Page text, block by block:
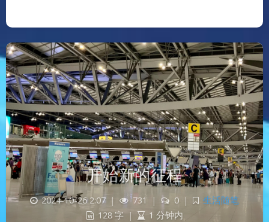
开始新的征程
2024-10-26 2:07 | 731 | 0 |
生活随笔
128 字
| 1 分钟内